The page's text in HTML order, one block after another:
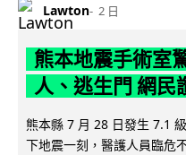
Lawton 2 日
熊本地震手術室
人、逃生門 網民
熊本縣 7 月 28 日發生 7.1
下地震一刻，醫護人員臨危